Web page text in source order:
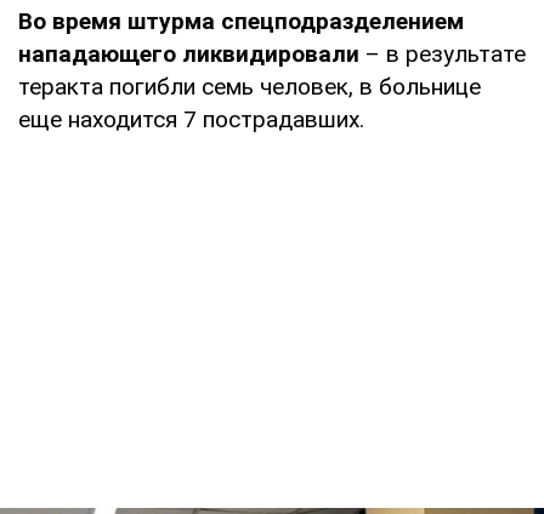
Во время штурма спецподразделением
нападающего ликвидировали – в результате
теракта погибли семь человек, в больнице
еще находится 7 пострадавших.